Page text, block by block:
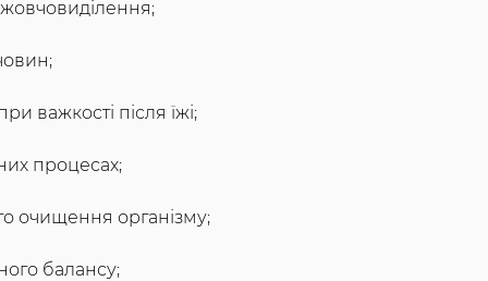
важкості після їжі;
процесах;
очищення організму;
балансу;